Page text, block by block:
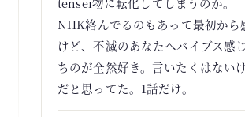
NHK絡んでるのもあって最初から
けど、不滅のあなたへバイブス感
ちのが全然好き。言いたくはない
だと思ってた。1話だけ。